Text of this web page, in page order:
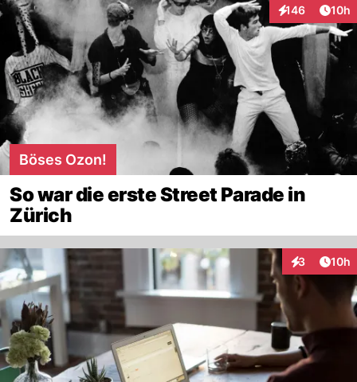
146
Interaktionen
10h
Böses Ozon!
So war die erste Street Parade in
Zürich
3
Interaktionen
10h